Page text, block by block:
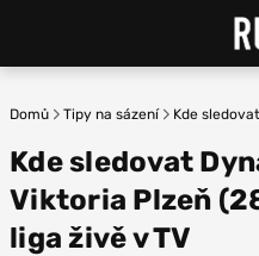
Domů Tipy na sázení Kde
Kde sledovat
Viktoria Plzeň
liga živě v TV